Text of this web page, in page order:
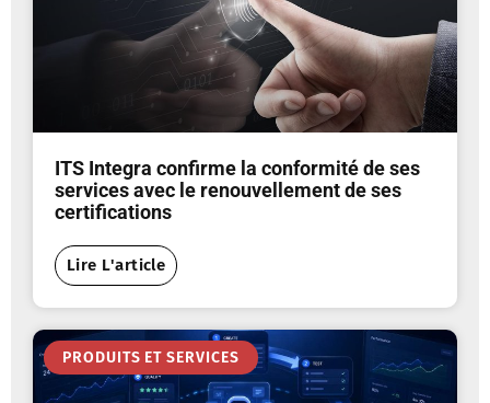
ITS Integra confirme la conformité de ses
services avec le renouvellement de ses
certifications
Lire L'article
PRODUITS ET SERVICES